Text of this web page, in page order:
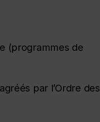
(programmes de
par l’Ordre des